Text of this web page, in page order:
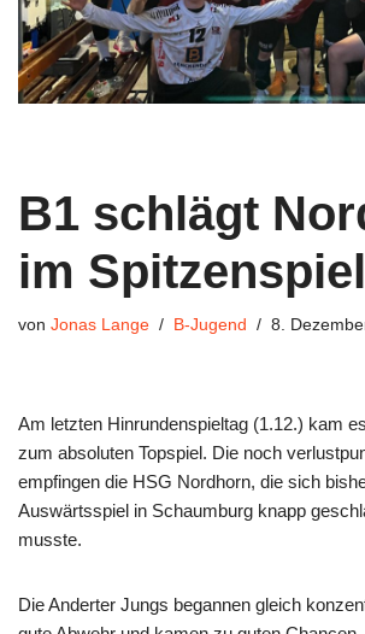
B1 schlägt
im Spitzenspiel
von Jonas Lange B-Jugend 8.
Am letzten Hinrundenspieltag (1.12.) kam
zum absoluten Topspiel. Die noch
empfingen die HSG Nordhorn, die sich
Auswärtsspiel in Schaumburg knapp
musste.
Die Anderter Jungs begannen gleich